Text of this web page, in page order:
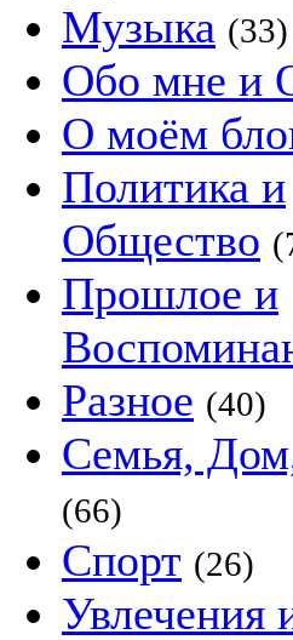
Музыка (33)
Обо мне и
О моём
Политика и
Общество
Прошлое и
Разное (40)
Семья,
(66)
Спорт (26)
Увлечения